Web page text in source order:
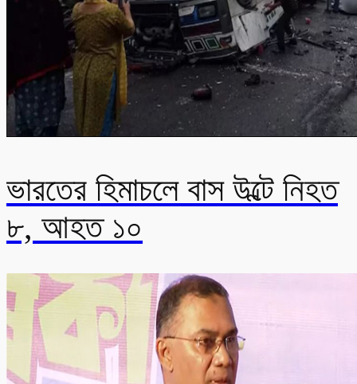
ভারতের হিমাচলে বাস উল্টে নিহত
৮, আহত ১০